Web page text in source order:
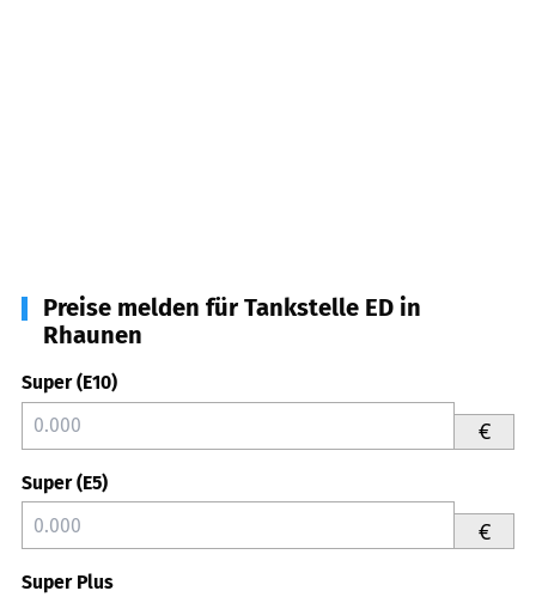
Preise melden für Tankstelle ED in
Rhaunen
Super (E10)
€
Super (E5)
€
Super Plus